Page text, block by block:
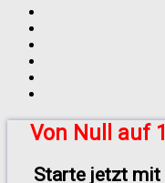
Von Null auf
Starte jetzt mit